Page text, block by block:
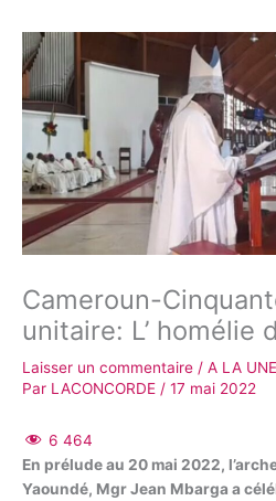
Cameroun-
unitaire: L’ homélie
Laisser un commentaire / A LA UNE
Par LACONCORDE / 17 mai 2022
6 464
En prélude au 20 mai 2022,
Yaoundé, Mgr Jean Mbarga a